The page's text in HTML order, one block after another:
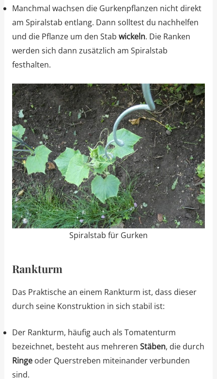
Manchmal wachsen die Gurkenpflanzen nicht direkt
am Spiralstab entlang. Dann solltest du nachhelfen
und die Pflanze um den Stab wickeln. Die Ranken
werden sich dann zusätzlich am Spiralstab
festhalten.
Spiralstab für Gurken
Rankturm
Das Praktische an einem Rankturm ist, dass dieser
durch seine Konstruktion in sich stabil ist:
Der Rankturm, häufig auch als Tomatenturm
bezeichnet, besteht aus mehreren Stäben, die durch
Ringe oder Querstreben miteinander verbunden
sind.